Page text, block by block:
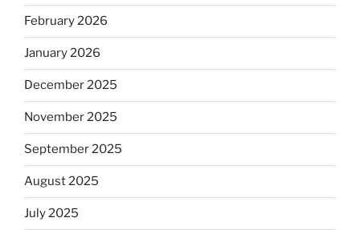
February 2026
January 2026
December 2025
November 2025
September 2025
August 2025
July 2025